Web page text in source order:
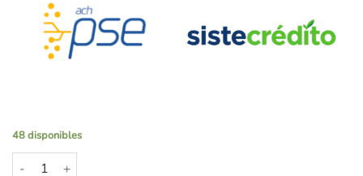
48 disponibles
Acople Rápido Unión Control De Caudal Modelo HSTU 3/8-3/8